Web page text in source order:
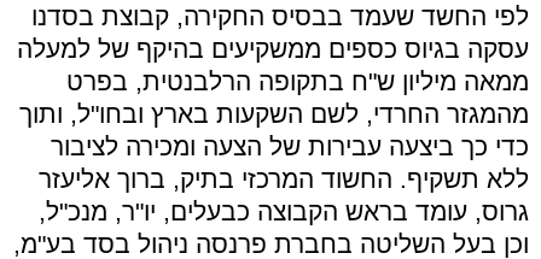
לפי החשד שעמד בבסיס החקירה, קבוצת בסדנו
עסקה בגיוס כספים ממשקיעים בהיקף של למעלה
ממאה מיליון ש"ח בתקופה הרלבנטית, בפרט
מהמגזר החרדי, לשם השקעות בארץ ובחו"ל, ותוך
כדי כך ביצעה עבירות של הצעה ומכירה לציבור
ללא תשקיף. החשוד המרכזי בתיק, ברוך אליעזר
גרוס, עומד בראש הקבוצה כבעלים, יו"ר, מנכ"ל,
וכן בעל השליטה בחברת פרנסה ניהול בסד בע"מ,